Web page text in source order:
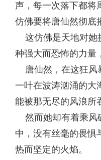
声，每一次落下都将
仿佛要将唐仙然彻底
这仿佛是天地对她
种强大而恐怖的力量
唐仙然，在这狂风
一叶在波涛汹涌的大
能被那无尽的风浪所
然而她却有着乘风
中，没有丝毫的畏惧
热而坚定的火焰。